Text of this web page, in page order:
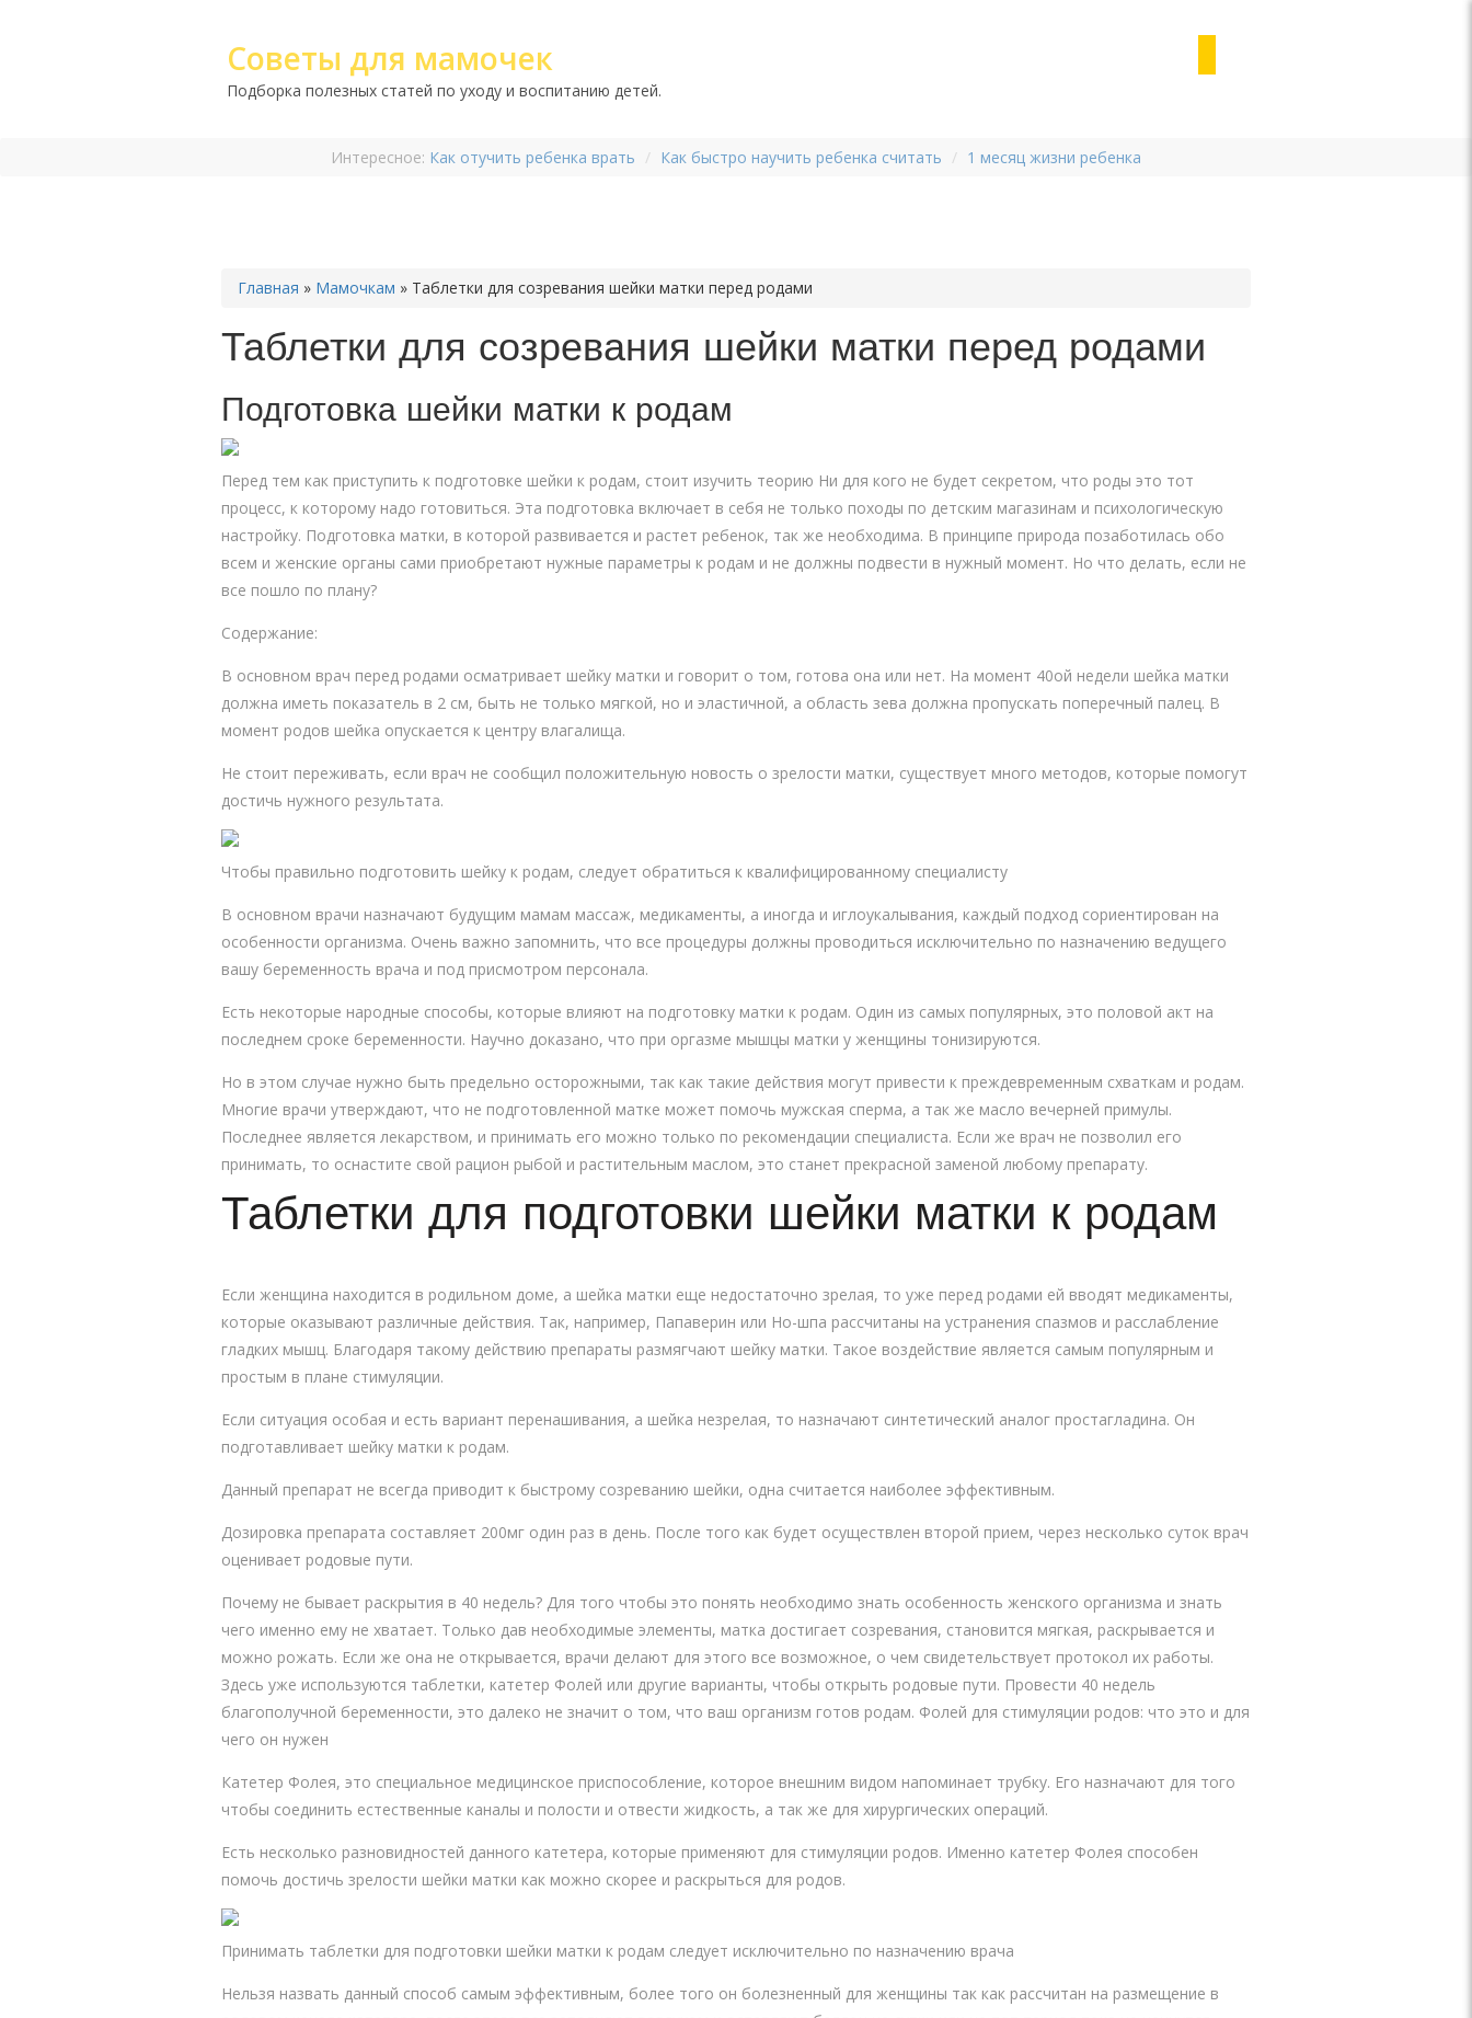
Советы для мамочек
Подборка полезных статей по уходу и воспитанию детей.
Интересное: Как отучить ребенка врать Как быстро научить ребенка считать 1 месяц жизни ребенка
Главная » Мамочкам » Таблетки для созревания шейки матки перед родами
Таблетки для созревания шейки матки перед родами
Подготовка шейки матки к родам
Перед тем как приступить к подготовке шейки к родам, стоит изучить теорию Ни для кого не будет секретом, что роды это тот
процесс, к которому надо готовиться. Эта подготовка включает в себя не только походы по детским магазинам и психологическую
настройку. Подготовка матки, в которой развивается и растет ребенок, так же необходима. В принципе природа позаботилась обо
всем и женские органы сами приобретают нужные параметры к родам и не должны подвести в нужный момент. Но что делать, если не
все пошло по плану?
Содержание:
В основном врач перед родами осматривает шейку матки и говорит о том, готова она или нет. На момент 40ой недели шейка матки
должна иметь показатель в 2 см, быть не только мягкой, но и эластичной, а область зева должна пропускать поперечный палец. В
момент родов шейка опускается к центру влагалища.
Не стоит переживать, если врач не сообщил положительную новость о зрелости матки, существует много методов, которые помогут
достичь нужного результата.
Чтобы правильно подготовить шейку к родам, следует обратиться к квалифицированному специалисту
В основном врачи назначают будущим мамам массаж, медикаменты, а иногда и иглоукалывания, каждый подход сориентирован на
особенности организма. Очень важно запомнить, что все процедуры должны проводиться исключительно по назначению ведущего
вашу беременность врача и под присмотром персонала.
Есть некоторые народные способы, которые влияют на подготовку матки к родам. Один из самых популярных, это половой акт на
последнем сроке беременности. Научно доказано, что при оргазме мышцы матки у женщины тонизируются.
Но в этом случае нужно быть предельно осторожными, так как такие действия могут привести к преждевременным схваткам и родам.
Многие врачи утверждают, что не подготовленной матке может помочь мужская сперма, а так же масло вечерней примулы.
Последнее является лекарством, и принимать его можно только по рекомендации специалиста. Если же врач не позволил его
принимать, то оснастите свой рацион рыбой и растительным маслом, это станет прекрасной заменой любому препарату.
Таблетки для подготовки шейки матки к родам
Если женщина находится в родильном доме, а шейка матки еще недостаточно зрелая, то уже перед родами ей вводят медикаменты,
которые оказывают различные действия. Так, например, Папаверин или Но-шпа рассчитаны на устранения спазмов и расслабление
гладких мышц. Благодаря такому действию препараты размягчают шейку матки. Такое воздействие является самым популярным и
простым в плане стимуляции.
Если ситуация особая и есть вариант перенашивания, а шейка незрелая, то назначают синтетический аналог простагладина. Он
подготавливает шейку матки к родам.
Данный препарат не всегда приводит к быстрому созреванию шейки, одна считается наиболее эффективным.
Дозировка препарата составляет 200мг один раз в день. После того как будет осуществлен второй прием, через несколько суток врач
оценивает родовые пути.
Почему не бывает раскрытия в 40 недель? Для того чтобы это понять необходимо знать особенность женского организма и знать
чего именно ему не хватает. Только дав необходимые элементы, матка достигает созревания, становится мягкая, раскрывается и
можно рожать. Если же она не открывается, врачи делают для этого все возможное, о чем свидетельствует протокол их работы.
Здесь уже используются таблетки, катетер Фолей или другие варианты, чтобы открыть родовые пути. Провести 40 недель
благополучной беременности, это далеко не значит о том, что ваш организм готов родам. Фолей для стимуляции родов: что это и для
чего он нужен
Катетер Фолея, это специальное медицинское приспособление, которое внешним видом напоминает трубку. Его назначают для того
чтобы соединить естественные каналы и полости и отвести жидкость, а так же для хирургических операций.
Есть несколько разновидностей данного катетера, которые применяют для стимуляции родов. Именно катетер Фолея способен
помочь достичь зрелости шейки матки как можно скорее и раскрыться для родов.
Принимать таблетки для подготовки шейки матки к родам следует исключительно по назначению врача
Нельзя назвать данный способ самым эффективным, более того он болезненный для женщины так как рассчитан на размещение в